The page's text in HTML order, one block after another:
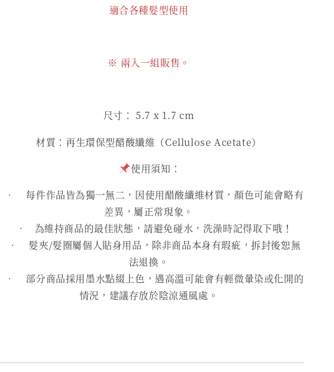
適合各種髮型使用
※ 兩入一組販售。
尺寸： 5.7 x 1.7 cm
材質：再生環保型醋酸纖維（Cellulose Acetate）
使用須知：
• 每件作品皆為獨一無二，因使用醋酸纖維材質，顏色可能會略有
差異，屬正常現象。
• 為維持商品的最佳狀態，請避免碰水，洗澡時記得取下哦！
• 髮夾/髮圈屬個人貼身用品，除非商品本身有瑕疵，拆封後恕無
法退換。
• 部分商品採用墨水點綴上色，遇高溫可能會有輕微暈染或化開的
情況，建議存放於陰涼通風處。